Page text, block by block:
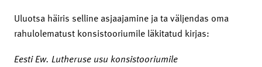
Uluotsa häiris selline asjaajamine ja ta väljendas oma
rahulolematust konsistooriumile läkitatud kirjas:
Eesti Ew. Lutheruse usu konsistooriumile